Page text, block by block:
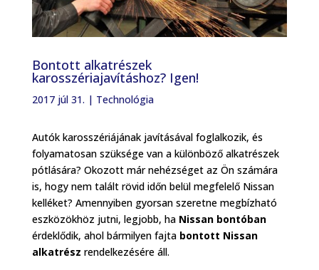
Bontott alkatrészek
karosszériajavításhoz? Igen!
2017 júl 31. | Technológia
Autók karosszériájának javításával foglalkozik, és
folyamatosan szüksége van a különböző alkatrészek
pótlására? Okozott már nehézséget az Ön számára
is, hogy nem talált rövid időn belül megfelelő Nissan
kelléket? Amennyiben gyorsan szeretne megbízható
eszközökhöz jutni, legjobb, ha Nissan bontóban
érdeklődik, ahol bármilyen fajta bontott Nissan
alkatrész rendelkezésére áll.